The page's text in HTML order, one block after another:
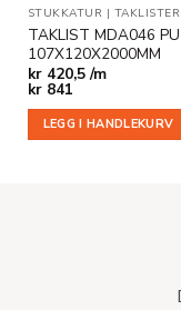
STUKKATUR | TAKLISTER
TAKLIST MDA046 PU
107X120X2000MM
kr420,5 /m
kr841
LEGG I HANDLEKURV